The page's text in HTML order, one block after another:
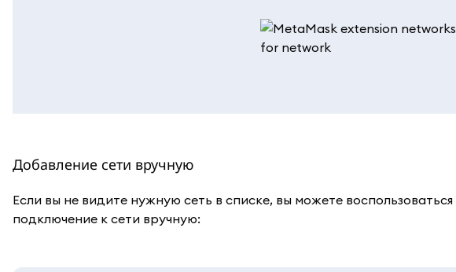
Добавление сети вручную
Если вы не видите нужную сеть в списке, вы можете
подключение к сети вручную: